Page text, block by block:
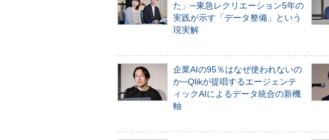
た」─東急レクリエーション5年の
実践が示す「データ整備」という
現実解
企業AIの95％はなぜ使われないの
か─Qlikが提唱するエージェンテ
ィックAIによるデータ統合の新機
軸